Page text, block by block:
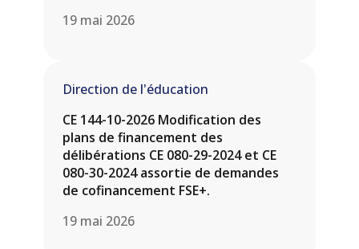
19 mai 2026
Direction de l'éducation
CE 144-10-2026 Modification des
plans de financement des
délibérations CE 080-29-2024 et CE
080-30-2024 assortie de demandes
de cofinancement FSE+.
19 mai 2026